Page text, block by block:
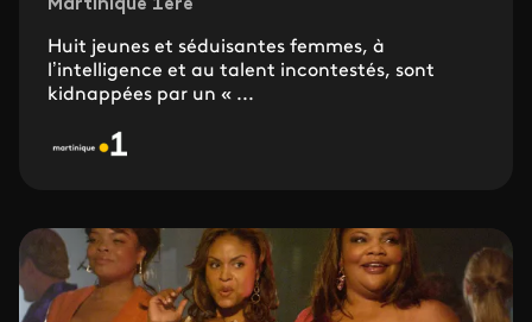
Martinique 1ère
Huit jeunes et séduisantes femmes, à
l’intelligence et au talent incontestés, sont
kidnappées par un « ...